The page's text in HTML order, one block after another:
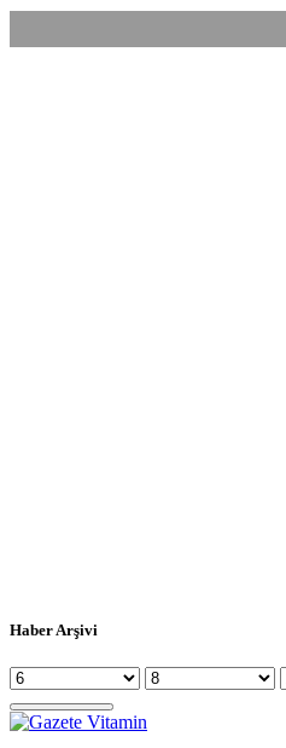
Haber Arşivi